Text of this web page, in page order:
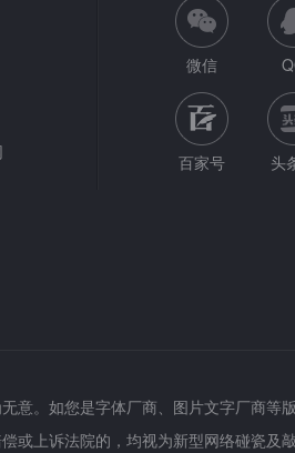
微信
百家号 头
意。如您是字体厂商、图片文字厂商等
或上诉法院的，均视为新型网络碰瓷及